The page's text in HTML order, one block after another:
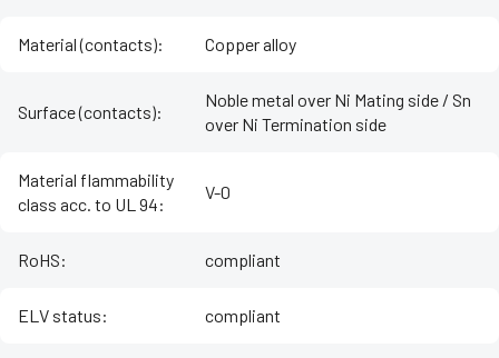
Material (contacts): Copper alloy
Surface (contacts):
Noble metal over Ni Mating side / Sn
over Ni Termination side
Material flammability
class acc. to UL 94:
V-0
RoHS: compliant
ELV status: compliant